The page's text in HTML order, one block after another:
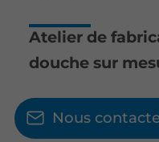
Atelier de
douche sur
Nous